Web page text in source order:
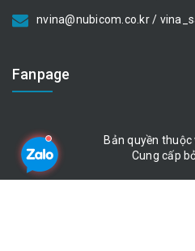
nvina@nubicom.co.kr /
Fanpage
Bản quyền thuộc
|
Cung cấp